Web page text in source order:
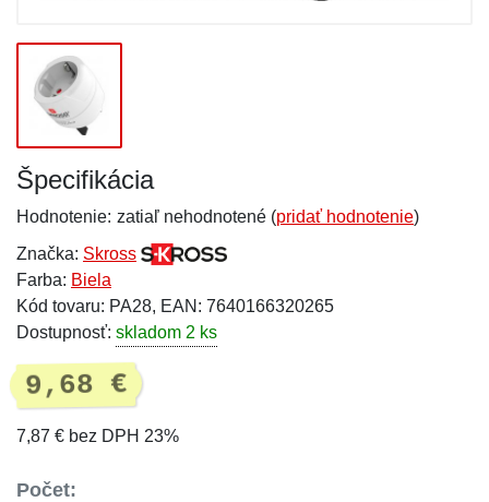
Špecifikácia
Hodnotenie: zatiaľ nehodnotené (pridať hodnotenie)
Značka: Skross
Farba: Biela
Kód tovaru: PA28, EAN: 7640166320265
Dostupnosť: skladom 2 ks
9,68 €
7,87 € bez DPH 23%
Počet: